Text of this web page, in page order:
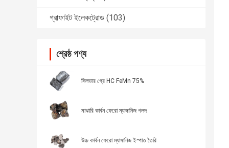
গ্রাফাইট ইলেকট্রোড (103)
শ্রেষ্ঠ পণ্য
সিলভার গ্রে HC FeMn 75%
মাঝারি কার্বন ফেরো ম্যাঙ্গানিজ গলদ
উচ্চ কার্বন ফেরো ম্যাঙ্গানিজ ইস্পাত তৈরি